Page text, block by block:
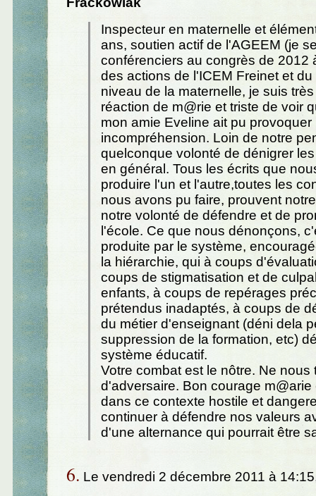
Inspecteur en maternelle et
ans, soutien actif de l'AGEEM (je
conférenciers au congrès de 2012
des actions de l'ICEM Freinet et
niveau de la maternelle, je suis
réaction de m@rie et triste de voir
mon amie Eveline ait pu provoquer
incompréhension. Loin de notre
quelconque volonté de dénigrer
en général. Tous les écrits que
produire l'un et l'autre,toutes les
nous avons pu faire, prouvent
notre volonté de défendre et de
l'école. Ce que nous dénonçons,
produite par le système,
la hiérarchie, qui à coups
coups de stigmatisation et de
enfants, à coups de repérages
prétendus inadaptés, à coups de
du métier d'enseignant (déni dela
suppression de la formation, etc)
système éducatif.
Votre combat est le nôtre. Ne nous
d'adversaire. Bon courage m@arie
dans ce contexte hostile et
continuer à défendre nos valeurs
d'une alternance qui pourrait être
6. Le vendredi 2 décembre 2011 à